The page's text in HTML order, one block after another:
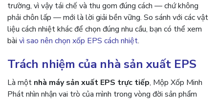
trường, vì vậy tái chế và thu gom đúng cách — chứ không
phải chôn lấp — mới là lời giải bền vững. So sánh với các vật
liệu cách nhiệt khác để chọn đúng nhu cầu, bạn có thể xem
bài vì sao nên chọn xốp EPS cách nhiệt.
Trách nhiệm của nhà sản xuất EPS
Là một nhà máy sản xuất EPS trực tiếp, Mộp Xốp Minh
Phát nhìn nhận vai trò của mình trong vòng đời sản phẩm